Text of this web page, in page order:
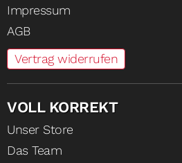
Impressum
AGB
Vertrag widerrufen
VOLL KORREKT
Unser Store
Das Team